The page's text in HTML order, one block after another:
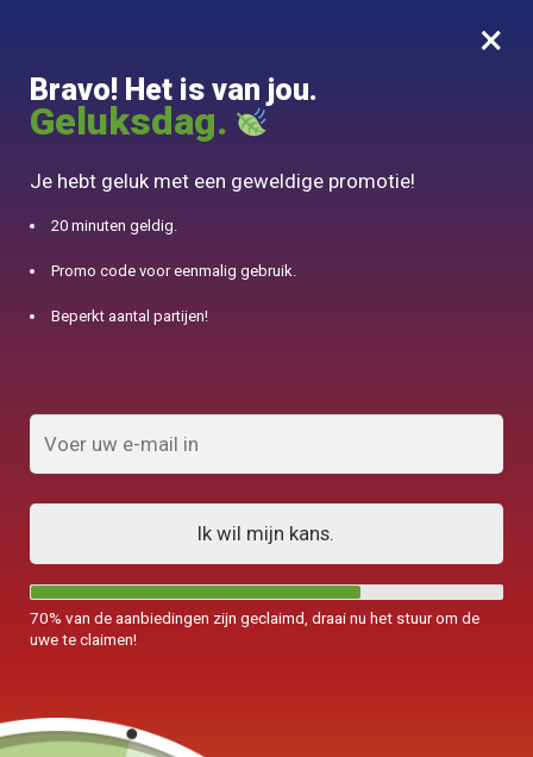
0
10% aangeboden voor 50€ aankopen met DJINN-code10
×
Bravo! Het is van jou.
Geluksdag.
Je hebt geluk met een geweldige promotie!
20 minuten geldig.
Promo code voor eenmalig gebruik.
Beperkt aantal partijen!
Ik wil mijn kans.
70% van de aanbiedingen zijn geclaimd, draai nu het stuur om de
uwe te claimen!